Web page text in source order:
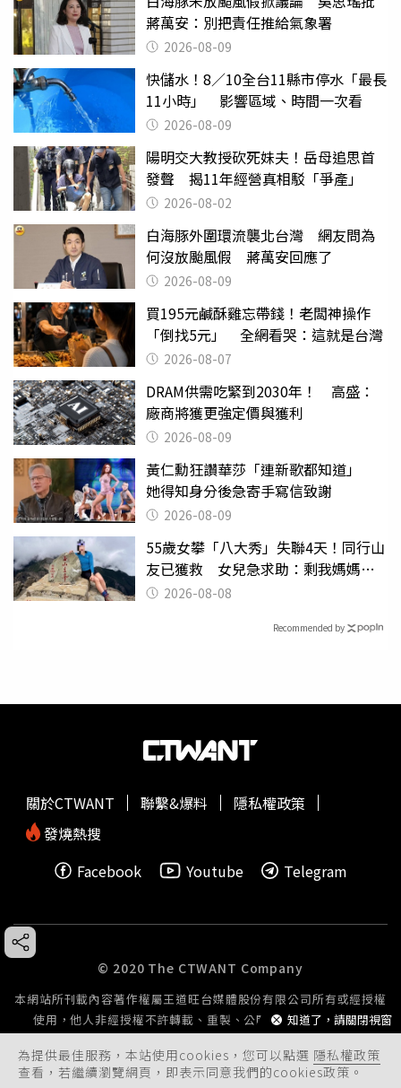
蔣萬安：別把責任推給氣象署
2026-08-09
快儲水！8／10全台11縣市停水「最長
11小時」 影響區域、時間一次看
2026-08-09
陽明交大教授砍死妹夫！岳母追思首
發聲 揭11年經營真相駁「爭產」
2026-08-02
白海豚外圍環流襲北台灣 網友問為
何沒放颱風假 蔣萬安回應了
2026-08-09
買195元鹹酥雞忘帶錢！老闆神操作
「倒找5元」 全網看哭：這就是台灣
2026-08-07
DRAM供需吃緊到2030年！ 高盛：
廠商將獲更強定價與獲利
2026-08-09
黃仁勳狂讚華莎「連新歌都知道」
她得知身分後急寄手寫信致謝
2026-08-09
55歲女攀「八大秀」失聯4天！同行山
友已獲救 女兒急求助：剩我媽媽還
沒找到
2026-08-08
Recommended by
為提供最佳服務，本站使用cookies，您可以點選 隱私權政策
查看，若繼續瀏覽網頁，即表示同意我們的cookies政策。
知道了，請關閉視窗
關於CTWANT 聯繫&爆料
隱私權政策
發燒熱搜
Facebook
Youtube Telegram
© 2020 The CTWANT Company
本網站所刊載內容著作權屬王道旺台媒體股份有限公司所有或經授權
使用，他人非經授權不許轉載、重製、公開播送或公開傳輸。